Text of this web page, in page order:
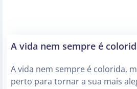
A vida nem sempre é
A vida nem sempre é colorida,
perto para tornar a sua mais